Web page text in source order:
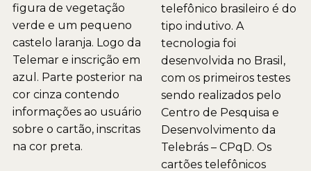
figura de vegetação
verde e um pequeno
castelo laranja. Logo da
Telemar e inscrição em
azul. Parte posterior na
cor cinza contendo
informações ao usuário
sobre o cartão, inscritas
na cor preta.
telefônico brasileiro é do
tipo indutivo. A
tecnologia foi
desenvolvida no Brasil,
com os primeiros testes
sendo realizados pelo
Centro de Pesquisa e
Desenvolvimento da
Telebrás – CPqD. Os
cartões telefônicos